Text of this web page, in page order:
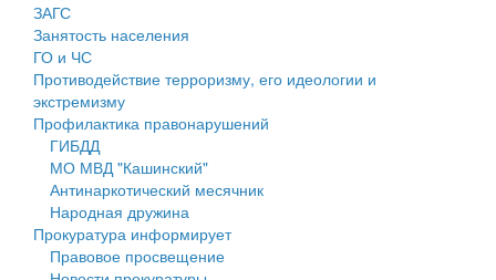
Персональные данные
Оценка регулирующего воздействия
Деятельность МУ
Нормативы градостроительного проектирования
Правила землепользования и застройки
Генеральные планы
Проекты планировки территории
ЗАГС
Занятость населения
ГО и ЧС
Противодействие терроризму, его идеологии и
экстремизму
Профилактика правонарушений
ГИБДД
МО МВД "Кашинский"
Антинаркотический месячник
Народная дружина
Прокуратура информирует
Правовое просвещение